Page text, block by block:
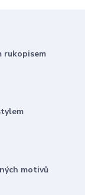
rukopisem
motivů